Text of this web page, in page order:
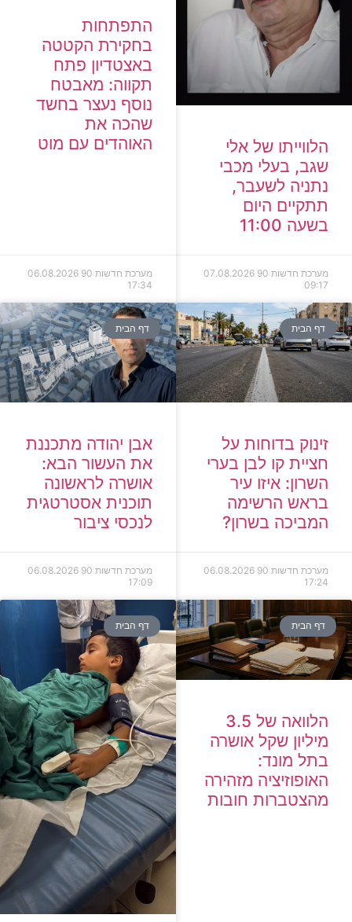
הלווייתו של אלי
שגב, בעלי מכבי
נתניה לשעבר,
תתקיים היום
בשעה 11:00
מערכת חדשות 90
07.08.2026
09:17
התפתחות
בחקירת הקטטה
באצטדיון פתח
תקווה: מאבטח
נוסף נעצר בחשד
שהכה את
האוהדים עם מוט
מערכת חדשות 90
06.08.2026
17:34
דף הבית
זינוק בדוחות על
חציית קו לבן בערי
השרון: איזו עיר
בראש הרשימה
המביכה בשרון?
מערכת חדשות 90
06.08.2026
17:24
דף הבית
אבן יהודה מתכננת
את העשור הבא:
אושרה לראשונה
תוכנית אסטרטגית
לנכסי ציבור
מערכת חדשות 90
06.08.2026
17:09
דף הבית
הלוואה של 3.5
מיליון שקל אושרה
בתל מונד:
האופוזיציה מזהירה
מהצטברות חובות
דף הבית